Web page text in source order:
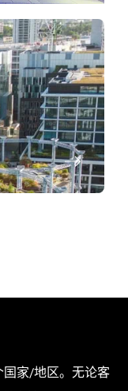
国家/地区。无论客